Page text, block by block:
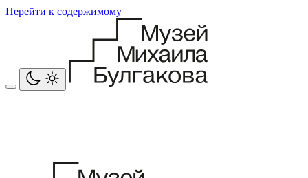
Перейти к содержимому